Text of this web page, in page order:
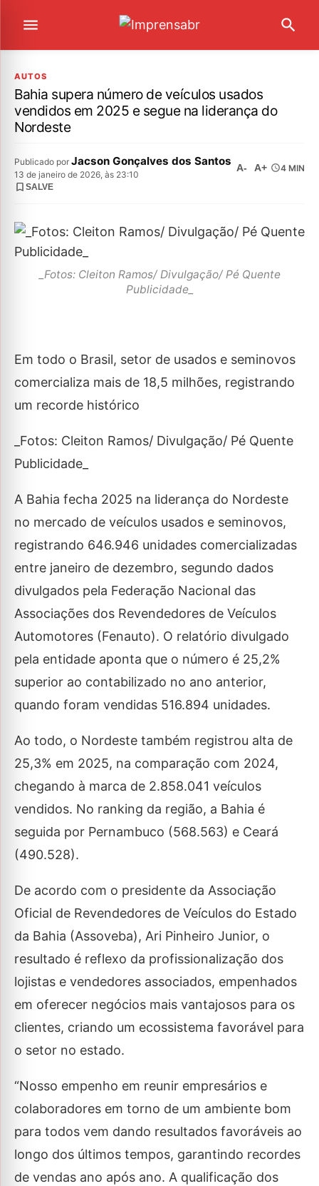
AUTOS
Bahia supera número de veículos usados
vendidos em 2025 e segue na liderança do
Nordeste
Publicado por Jacson Gonçalves dos Santos
13 de janeiro de 2026, às 23:10
A- A+ 4 MIN
SALVE
_Fotos: Cleiton Ramos/ Divulgação/ Pé Quente
Publicidade_
Em todo o Brasil, setor de usados e seminovos
comercializa mais de 18,5 milhões, registrando
um recorde histórico
_Fotos: Cleiton Ramos/ Divulgação/ Pé Quente
Publicidade_
A Bahia fecha 2025 na liderança do Nordeste
no mercado de veículos usados e seminovos,
registrando 646.946 unidades comercializadas
entre janeiro de dezembro, segundo dados
divulgados pela Federação Nacional das
Associações dos Revendedores de Veículos
Automotores (Fenauto). O relatório divulgado
pela entidade aponta que o número é 25,2%
superior ao contabilizado no ano anterior,
quando foram vendidas 516.894 unidades.
Ao todo, o Nordeste também registrou alta de
25,3% em 2025, na comparação com 2024,
chegando à marca de 2.858.041 veículos
vendidos. No ranking da região, a Bahia é
seguida por Pernambuco (568.563) e Ceará
(490.528).
De acordo com o presidente da Associação
Oficial de Revendedores de Veículos do Estado
da Bahia (Assoveba), Ari Pinheiro Junior, o
resultado é reflexo da profissionalização dos
lojistas e vendedores associados, empenhados
em oferecer negócios mais vantajosos para os
clientes, criando um ecossistema favorável para
o setor no estado.
“Nosso empenho em reunir empresários e
colaboradores em torno de um ambiente bom
para todos vem dando resultados favoráveis ao
longo dos últimos tempos, garantindo recordes
de vendas ano após ano. A qualificação dos